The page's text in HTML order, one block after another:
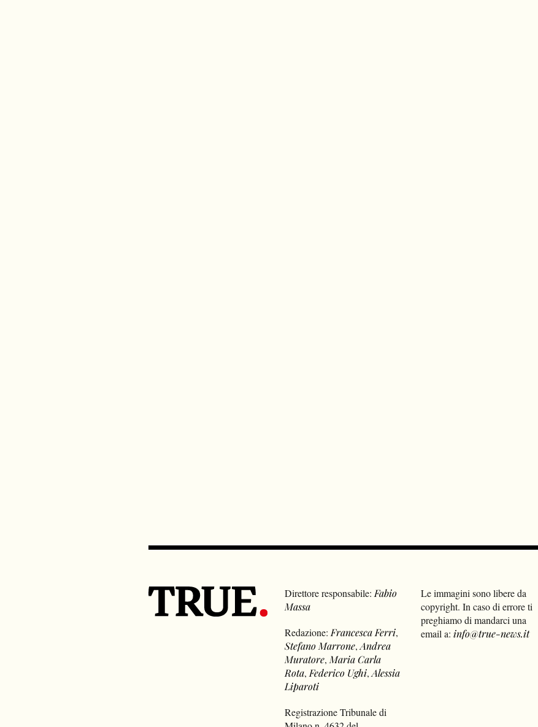
Direttore responsabile:Fabio
Massa
Redazione:Francesca Ferri,
Stefano Marrone,Andrea
Muratore,Maria Carla
Rota,Federico Ughi,Alessia
Liparoti
Registrazione Tribunale di
Le immagini sono libere da
copyright. In caso di errore ti
preghiamo di mandarci una
email a: info@true-news.it